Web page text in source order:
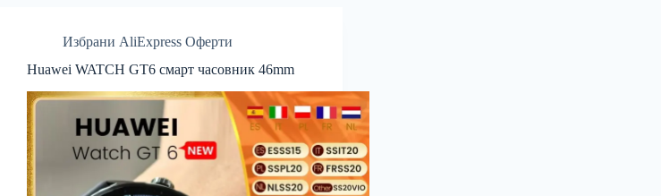
Избрани AliExpress Оферти
Huawei WATCH GT6 смарт часовник 46mm